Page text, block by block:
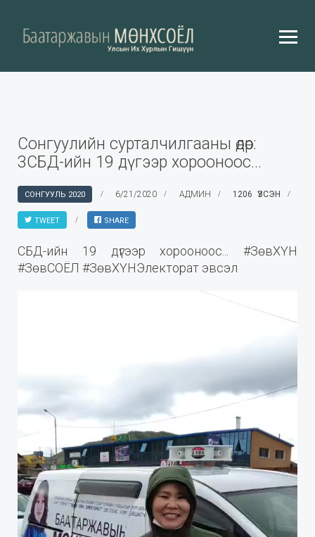
Сонгуулийн сурталчилгааны өдөр:
3СБД-ийн 19 дүгээр хорооноос...
СОНГУУЛЬ 2020 6/21/2020 АДМИН 1206 ҮЗСЭН
TWEET SHARE
СБД-ийн 19 дүгээр хорооноос... #ЗөвХҮН
#ЗөвСОЁЛ #ЗөвХҮНЭлекторат эвсэл